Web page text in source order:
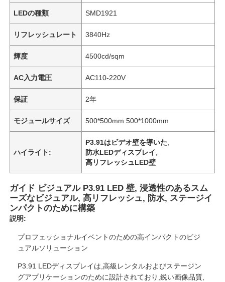
LEDの種類 SMD1921
リフレッシュレート 3840Hz
輝度 4500cd/sqm
AC入力電圧 AC110-220V
保証 2年
モジュールサイズ 500*500mm 500*1000mm
ハイライト:
P3.91はビデオ壁を導いた
防水LEDディスプレイ
高リフレッシュLED壁
ガイド ビジュアル P3.91 LED 壁, 浸透性のあるスム
ーズなビジュアル, 高リフレッシュ, 防水, ステージイ
ンパクトのために構築
説明:
プロフェッショナルイベントのための高インパクトのビジ
ュアルソリューション
P3.91 LEDディスプレイは,高級レンタルおよびステージン
グアプリケーションのために設計されており,鋭い画像品質,